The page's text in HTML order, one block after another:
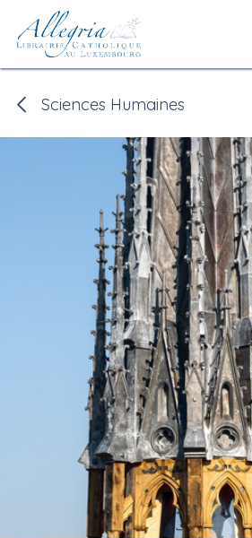
Se rendre au contenu
Sciences Humaines